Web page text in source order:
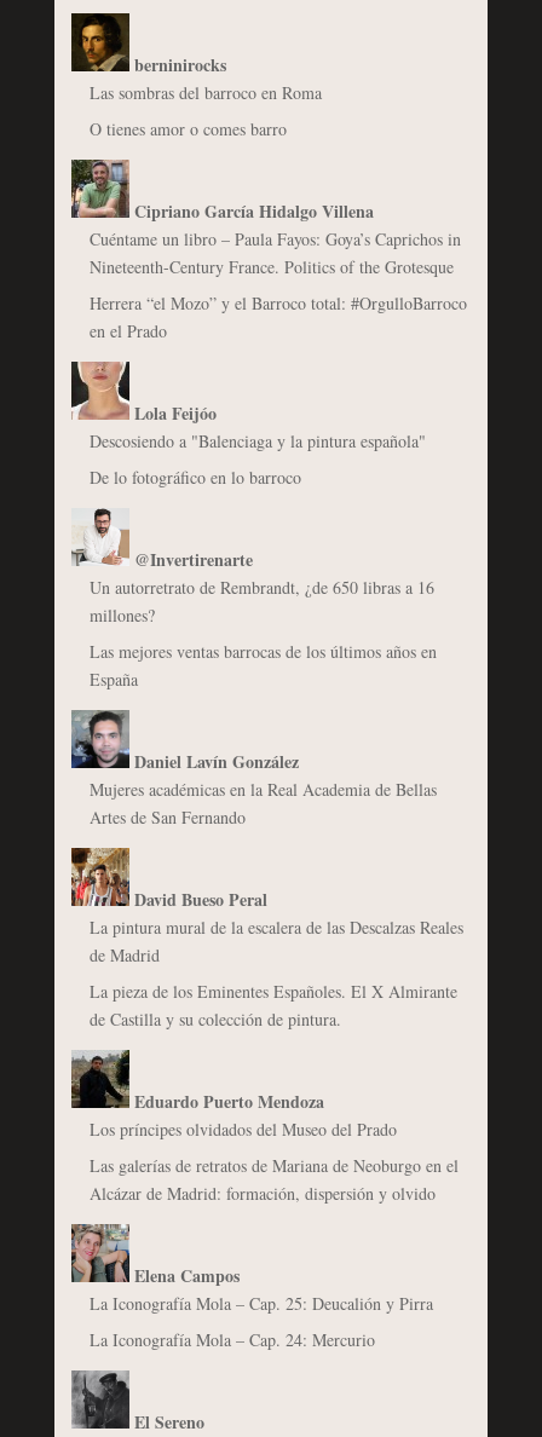
berninirocks
Las sombras del barroco en Roma
O tienes amor o comes barro
Cipriano García Hidalgo Villena
Cuéntame un libro – Paula Fayos: Goya’s Caprichos in
Nineteenth-Century France. Politics of the Grotesque
Herrera “el Mozo” y el Barroco total: #OrgulloBarroco
en el Prado
Lola Feijóo
Descosiendo a "Balenciaga y la pintura española"
De lo fotográfico en lo barroco
@Invertirenarte
Un autorretrato de Rembrandt, ¿de 650 libras a 16
millones?
Las mejores ventas barrocas de los últimos años en
España
Daniel Lavín González
Mujeres académicas en la Real Academia de Bellas
Artes de San Fernando
David Bueso Peral
La pintura mural de la escalera de las Descalzas Reales
de Madrid
La pieza de los Eminentes Españoles. El X Almirante
de Castilla y su colección de pintura.
Eduardo Puerto Mendoza
Los príncipes olvidados del Museo del Prado
Las galerías de retratos de Mariana de Neoburgo en el
Alcázar de Madrid: formación, dispersión y olvido
Elena Campos
La Iconografía Mola – Cap. 25: Deucalión y Pirra
La Iconografía Mola – Cap. 24: Mercurio
El Sereno